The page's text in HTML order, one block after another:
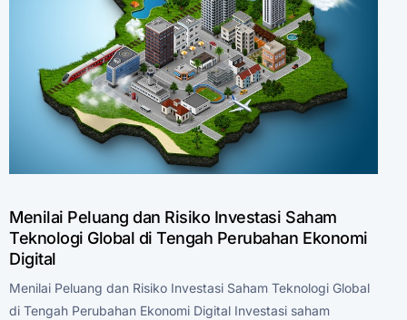
Menilai Peluang dan Risiko Investasi Saham
Teknologi Global di Tengah Perubahan Ekonomi
Digital
Menilai Peluang dan Risiko Investasi Saham Teknologi Global
di Tengah Perubahan Ekonomi Digital Investasi saham